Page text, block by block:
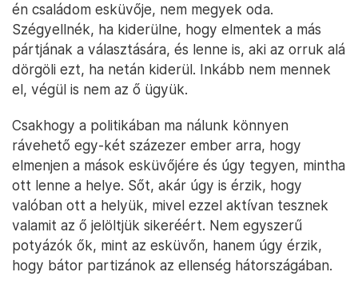
én családom esküvője, nem megyek oda.
Szégyellnék, ha kiderülne, hogy elmentek a más
pártjának a választására, és lenne is, aki az orruk alá
dörgöli ezt, ha netán kiderül. Inkább nem mennek
el, végül is nem az ő ügyük.
Csakhogy a politikában ma nálunk könnyen
rávehető egy-két százezer ember arra, hogy
elmenjen a mások esküvőjére és úgy tegyen, mintha
ott lenne a helye. Sőt, akár úgy is érzik, hogy
valóban ott a helyük, mivel ezzel aktívan tesznek
valamit az ő jelöltjük sikeréért. Nem egyszerű
potyázók ők, mint az esküvőn, hanem úgy érzik,
hogy bátor partizánok az ellenség hátországában.